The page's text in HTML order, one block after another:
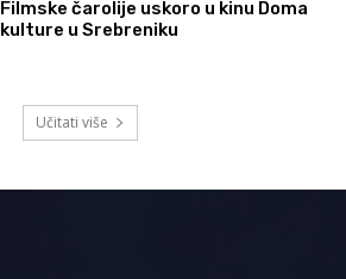
Filmske čarolije uskoro u kinu Doma
kulture u Srebreniku
Učitati više